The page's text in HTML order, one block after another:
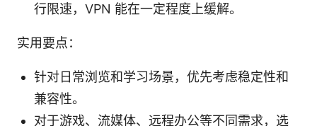
行限速，VPN 能在一定程度上缓解。
实用要点：
针对日常浏览和学习场景，优先考虑稳定性和
兼容性。
对于游戏、流媒体、远程办公等不同需求，选